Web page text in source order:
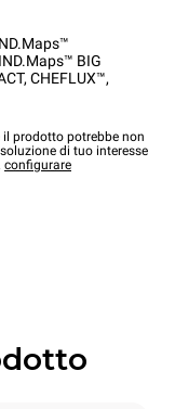
BIG
, CHEFLUX™,
prodotto potrebbe non
di tuo interesse
configurare